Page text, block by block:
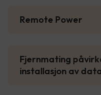
Remote Power
Fjernmating
installasjon av